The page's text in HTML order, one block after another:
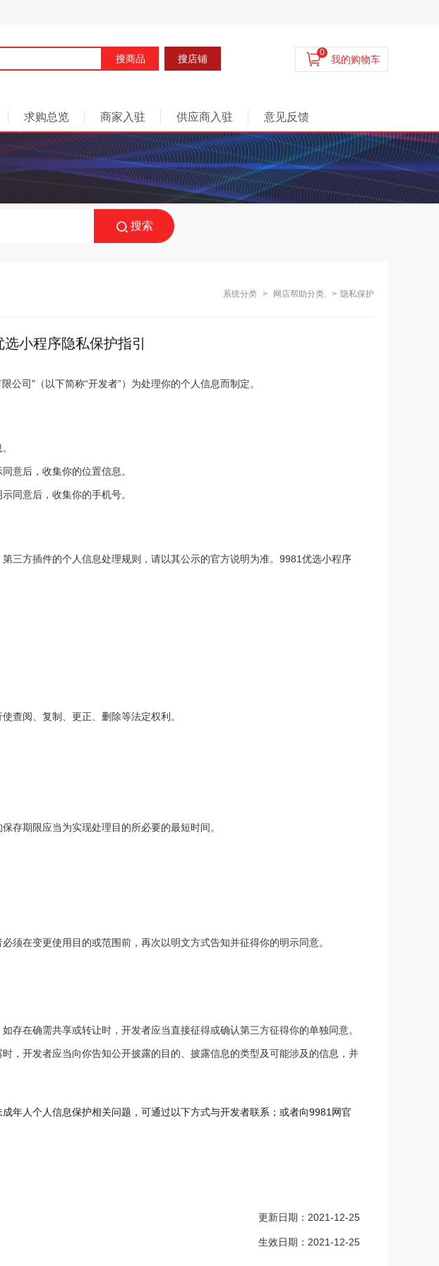
搜商品 搜店铺 我的购物车
0
求购总览 商家入驻 供应商入驻 意见反馈
搜索
系统分类 > 网店帮助分类. > 隐私保护
选小程序隐私保护指引
司"（以下简称“开发者”）为处理你的个人信息而制定。
意后，收集你的位置信息。
同意后，收集你的手机号。
三方插件的个人信息处理规则，请以其公示的官方说明为准。9981优选小程序
查阅、复制、更正、删除等法定权利。
存期限应当为实现处理目的所必要的最短时间。
须在变更使用目的或范围前，再次以明文方式告知并征得你的明示同意。
存在确需共享或转让时，开发者应当直接征得或确认第三方征得你的单独同意。
，开发者应当向你告知公开披露的目的、披露信息的类型及可能涉及的信息，并
年人个人信息保护相关问题，可通过以下方式与开发者联系；或者向9981网官
更新日期：2021-12-25
生效日期：2021-12-25